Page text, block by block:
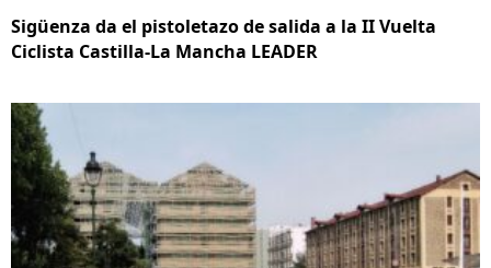
Sigüenza da el pistoletazo de salida a la II Vuelta
Ciclista Castilla-La Mancha LEADER